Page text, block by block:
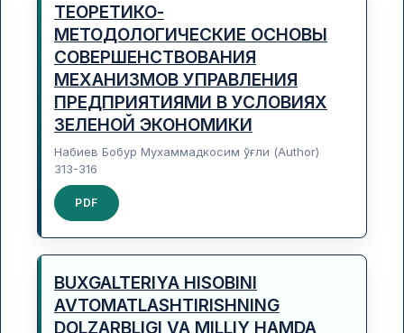
ТЕОРЕТИКО-
МЕТОДОЛОГИЧЕСКИЕ ОСНОВЫ
СОВЕРШЕНСТВОВАНИЯ
МЕХАНИЗМОВ УПРАВЛЕНИЯ
ПРЕДПРИЯТИЯМИ В УСЛОВИЯХ
ЗЕЛЕНОЙ ЭКОНОМИКИ
Набиев Бобур Мухаммадкосим ўғли (Author)
313-316
PDF
BUXGALTERIYA HISOBINI
AVTOMATLASHTIRISHNING
DOLZARBLIGI VA MILLIY HAMDA